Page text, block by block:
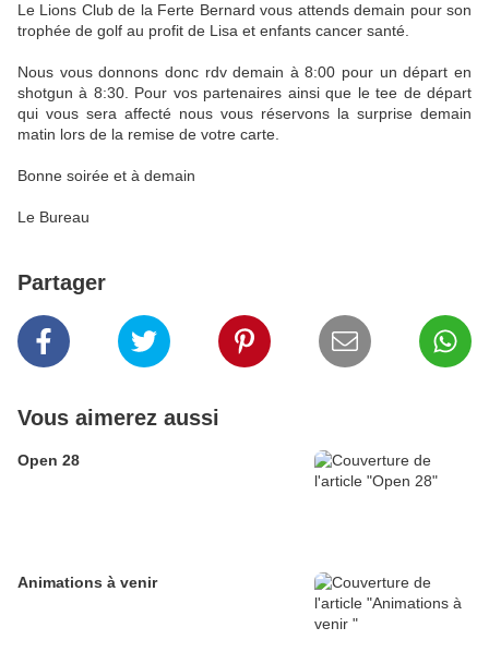
Le Lions Club de la Ferte Bernard vous attends demain pour son
trophée de golf au profit de Lisa et enfants cancer santé.
Nous vous donnons donc rdv demain à 8:00 pour un départ en
shotgun à 8:30. Pour vos partenaires ainsi que le tee de départ
qui vous sera affecté nous vous réservons la surprise demain
matin lors de la remise de votre carte.
Bonne soirée et à demain
Le Bureau
Partager
Vous aimerez aussi
Open 28
Animations à venir